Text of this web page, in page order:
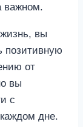
важном.
вы
позитивную
от
вы
с
дне.